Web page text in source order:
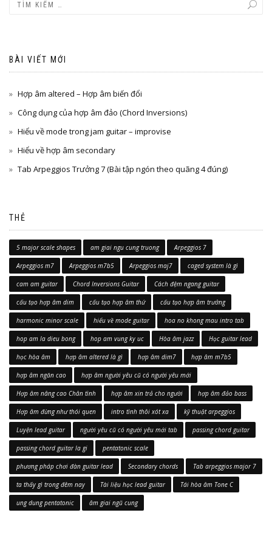
BÀI VIẾT MỚI
Hợp âm altered – Hợp âm biến đổi
Công dụng của hợp âm đảo (Chord Inversions)
Hiểu về mode trong jam guitar – improvise
Hiểu về hợp âm secondary
Tab Arpeggios Trưởng 7 (Bài tập ngón theo quãng 4 đúng)
THẺ
5 major scale shapes am giai ngu cung truong Arpeggios 7
Arpeggios m7 Arpeggios m7b5 Arpeggios maj7 caged system là gì
cam am guitar Chord Inversions Guitar Cách đệm ngang guitar
cấu tạo hợp âm dim cấu tạo hợp âm thứ cấu tạo hợp âm trưởng
harmonic minor scale hiểu về mode guitar hoa no khong mau intro tab
hop am la dieu bong hop am vung ky uc Hòa âm jazz Học guitar lead
học hòa âm hợp âm altered là gì hợp âm dim7 hợp âm m7b5
hợp âm ngăn cao hợp âm người yêu cũ có người yêu mới
Hợp âm nâng cao Chân tình hợp âm xin trả cho người hợp âm đảo bass
Hợp âm đừng như thói quen intro tình thôi xót xa kỹ thuật arpeggios
Luyện lead guitar người yêu cũ có người yêu mới tab passing chord guitar
passing chord guitar la gi pentatonic scale
phương pháp chơi đàn guitar lead Secondary chords Tab arpeggios major 7
ta thấy gì trong đêm nay Tài liệu học lead guitar Tái hòa âm Tone C
ung dung pentatonic âm giai ngũ cung